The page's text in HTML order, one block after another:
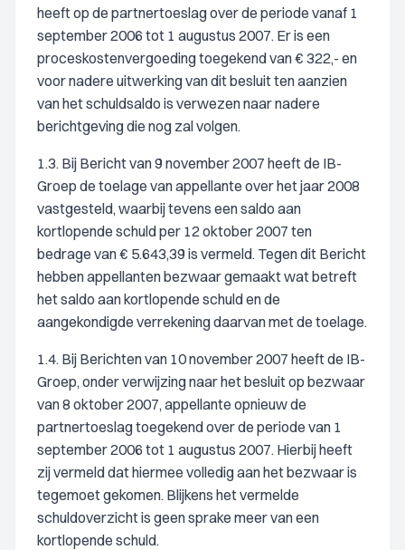
heeft op de partnertoeslag over de periode vanaf 1
september 2006 tot 1 augustus 2007. Er is een
proceskostenvergoeding toegekend van € 322,- en
voor nadere uitwerking van dit besluit ten aanzien
van het schuldsaldo is verwezen naar nadere
berichtgeving die nog zal volgen.
1.3. Bij Bericht van 9 november 2007 heeft de IB-
Groep de toelage van appellante over het jaar 2008
vastgesteld, waarbij tevens een saldo aan
kortlopende schuld per 12 oktober 2007 ten
bedrage van € 5.643,39 is vermeld. Tegen dit Bericht
hebben appellanten bezwaar gemaakt wat betreft
het saldo aan kortlopende schuld en de
aangekondigde verrekening daarvan met de toelage.
1.4. Bij Berichten van 10 november 2007 heeft de IB-
Groep, onder verwijzing naar het besluit op bezwaar
van 8 oktober 2007, appellante opnieuw de
partnertoeslag toegekend over de periode van 1
september 2006 tot 1 augustus 2007. Hierbij heeft
zij vermeld dat hiermee volledig aan het bezwaar is
tegemoet gekomen. Blijkens het vermelde
schuldoverzicht is geen sprake meer van een
kortlopende schuld.